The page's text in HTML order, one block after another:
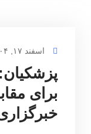
اسفند ۱۷, ۱۴۰۴